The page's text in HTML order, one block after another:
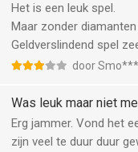
Het is een leuk spel.
Maar zonder
Geldverslindend spel
door
Was leuk maar niet
Erg jammer. Vond het
zijn veel te duur duur